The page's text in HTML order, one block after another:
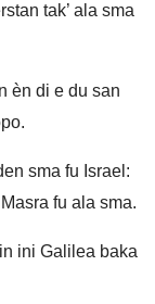
tak’ ala sma
èn di e du san
sma fu Israel:
fu ala sma.
ini Galilea baka